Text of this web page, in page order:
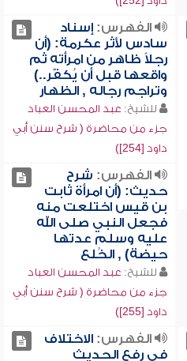
الفهرس:إسناد
سادس لأثر عكرمة: (أن
رجلاً ظاهر من امرأته ثم
واقعها قبل أن يُكفّر..)
وتراجم رجاله , الظهار
للشيخ: عبد المحسن العباد
جزء من محاضرة ( شرح سنن أبي
داود [254])
الفهرس: شرح
حديث: (أن امرأة ثابت
بن قيس اختلعت منه
فجعل النبي صلى الله
عليه وسلم عدتها
حيضة) , الخُلع
للشيخ: عبد المحسن العباد
جزء من محاضرة ( شرح سنن أبي
داود [255])
الفهرس:الاختلاف
في رفع الحديث